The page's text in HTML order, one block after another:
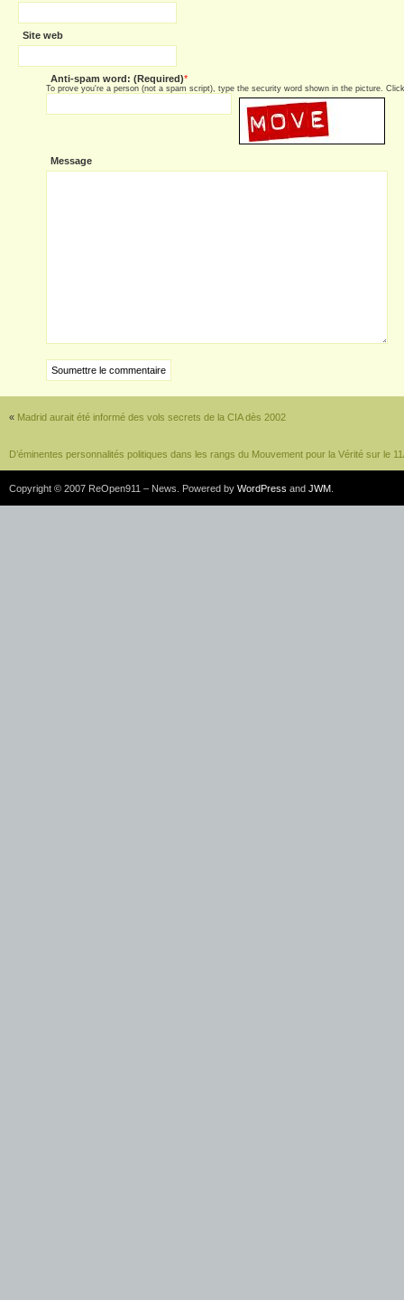
Site web
Anti-spam word: (Required)*
To prove you're a person (not a spam script), type the security word shown in the picture.
Message
« Madrid aurait été informé des vols secrets de la CIA dès 2002
D’éminentes personnalités politiques dans les rangs du Mouvement pour la Vérité sur le
Copyright © 2007 ReOpen911 – News. Powered by WordPress and JWM